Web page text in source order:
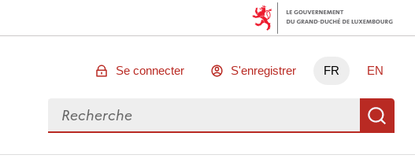
Se connecter S'enregistrer FR EN
Rechercher des données